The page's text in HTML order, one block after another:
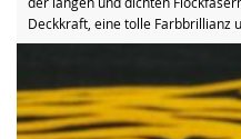
Deckkraft, eine tolle Farbbrillianz